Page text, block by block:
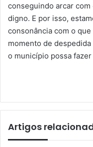
conseguindo arcar
digno. E por isso,
consonância com o
momento de
o município possa
Artigos